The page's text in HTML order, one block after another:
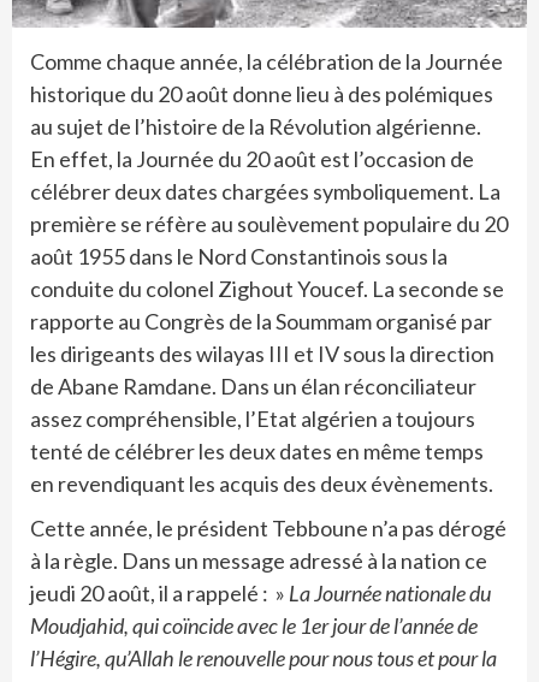
Comme chaque année, la célébration de la Journée
historique du 20 août donne lieu à des polémiques
au sujet de l’histoire de la Révolution algérienne.
En effet, la Journée du 20 août est l’occasion de
célébrer deux dates chargées symboliquement. La
première se réfère au soulèvement populaire du 20
août 1955 dans le Nord Constantinois sous la
conduite du colonel Zighout Youcef. La seconde se
rapporte au Congrès de la Soummam organisé par
les dirigeants des wilayas III et IV sous la direction
de Abane Ramdane. Dans un élan réconciliateur
assez compréhensible, l’Etat algérien a toujours
tenté de célébrer les deux dates en même temps
en revendiquant les acquis des deux évènements.
Cette année, le président Tebboune n’a pas dérogé
à la règle. Dans un message adressé à la nation ce
jeudi 20 août, il a rappelé : » La Journée nationale du
Moudjahid, qui coïncide avec le 1er jour de l’année de
l’Hégire, qu’Allah le renouvelle pour nous tous et pour la